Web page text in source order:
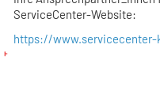
ServiceCenter-Website:
https://www.servicecenter-